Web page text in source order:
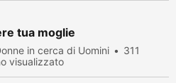
tua moglie
in cerca di Uomini
311
visualizzato